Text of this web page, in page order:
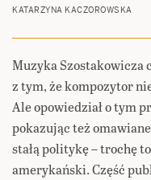
KATARZYNA KACZOROWSKA
Muzyka Szostakowicza
z tym, że kompozytor
Ale opowiedział o tym
pokazując też
stałą politykę – trochę
amerykański. Część